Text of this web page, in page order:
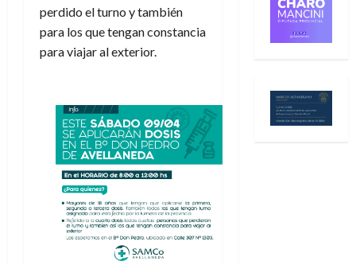
perdido el turno y también
para los que tengan constancia
para viajar al exterior.